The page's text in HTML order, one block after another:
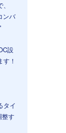
ンバ
設
！
タイ
す